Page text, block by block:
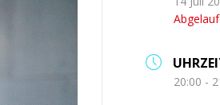
20:00 -